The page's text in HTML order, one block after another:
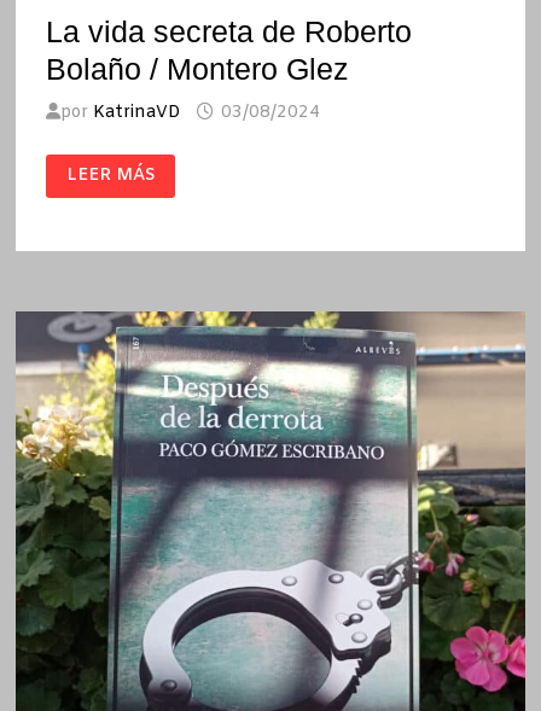
La vida secreta de Roberto
Bolaño / Montero Glez
por KatrinaVD 03/08/2024
LA
VIDA
SECRETA
BOLAÑO
LEER MÁS